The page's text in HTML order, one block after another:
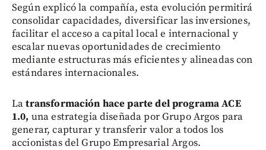
Según explicó la compañía, esta evolución permitirá
consolidar capacidades, diversificar las inversiones,
facilitar el acceso a capital local e internacional y
escalar nuevas oportunidades de crecimiento
mediante estructuras más eficientes y alineadas con
estándares internacionales.
Latransformación hace parte del programa ACE
1.0, una estrategia diseñada por Grupo Argos para
generar, capturar y transferir valor a todos los
accionistas del Grupo Empresarial Argos.